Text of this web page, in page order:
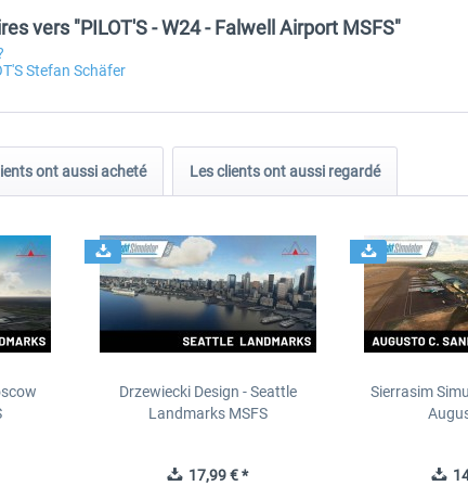
vers "PILOT'S - W24 - Falwell Airport MSFS"
Stefan Schäfer
ont aussi acheté Les clients ont aussi regardé
Drzewiecki Design - Seattle
Landmarks MSFS
17,99 € *
Sierrasim